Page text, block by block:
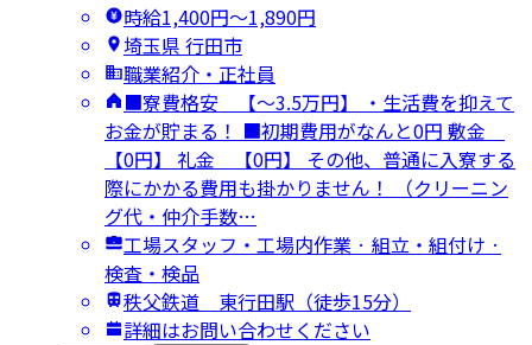
時給1,400円〜1,890円
埼玉県 行田市
職業紹介・正社員
■寮費格安 【～3.5万円】 ・生活費を抑えて
お金が貯まる！ ■初期費用がなんと0円 敷金
【0円】 礼金 【0円】 その他、普通に入寮する
際にかかる費用も掛かりません！ （クリーニン
グ代・仲介手数…
工場スタッフ・工場内作業 · 組立・組付け ·
検査・検品
秩父鉄道 東行田駅（徒歩15分）
詳細はお問い合わせください